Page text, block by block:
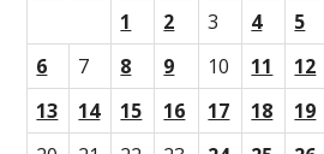
1
2 3 4
5
6
7 8 9 10 11
12
13
14 15 16 17 18
19